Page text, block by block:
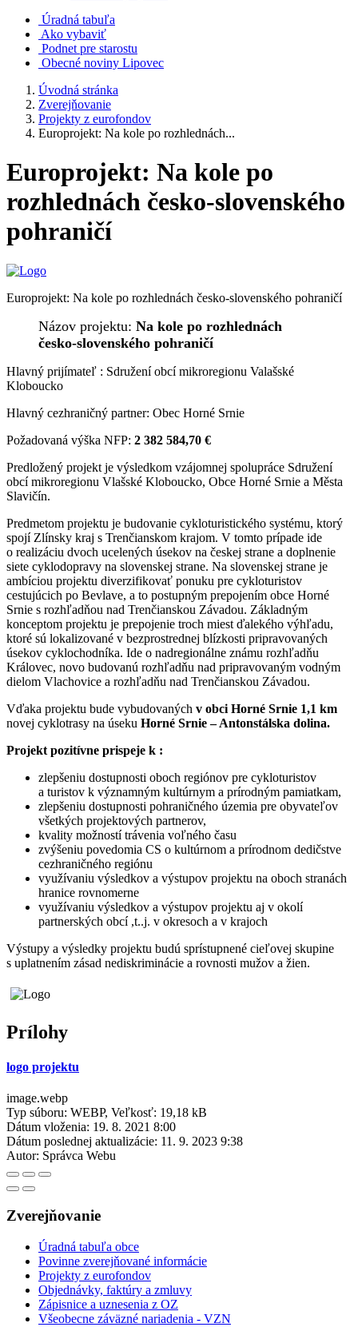
Úradná tabuľa
Ako vybaviť
Podnet pre starostu
Obecné noviny Lipovec
Úvodná stránka
Zverejňovanie
Projekty z eurofondov
Europrojekt: Na kole po rozhlednách...
Europrojekt: Na kole po
rozhlednách česko-slovenského
pohraničí
Europrojekt: Na kole po rozhlednách česko-slovenského pohraničí
Názov projektu: Na kole po rozhlednách
česko-slovenského pohraničí
Hlavný prijímateľ : Sdružení obcí mikroregionu Valašské
Kloboucko
Hlavný cezhraničný partner: Obec Horné Srnie
Požadovaná výška NFP: 2 382 584,70 €
Predložený projekt je výsledkom vzájomnej spolupráce Sdružení
obcí mikroregionu Vlašské Kloboucko, Obce Horné Srnie a Města
Slavičín.
Predmetom projektu je budovanie cykloturistického systému, ktorý
spojí Zlínsky kraj s Trenčianskom krajom. V tomto prípade ide
o realizáciu dvoch ucelených úsekov na českej strane a doplnenie
siete cyklodopravy na slovenskej strane. Na slovenskej strane je
ambíciou projektu diverzifikovať ponuku pre cykloturistov
cestujúcich po Bevlave, a to postupným prepojením obce Horné
Srnie s rozhľadňou nad Trenčianskou Závadou. Základným
konceptom projektu je prepojenie troch miest ďalekého výhľadu,
ktoré sú lokalizované v bezprostrednej blízkosti pripravovaných
úsekov cyklochodníka. Ide o nadregionálne známu rozhľadňu
Královec, novo budovanú rozhľadňu nad pripravovaným vodným
dielom Vlachovice a rozhľadňu nad Trenčianskou Závadou.
Vďaka projektu bude vybudovaných v obci Horné Srnie 1,1 km
novej cyklotrasy na úseku Horné Srnie – Antonstálska dolina.
Projekt pozitívne prispeje k :
zlepšeniu dostupnosti oboch regiónov pre cykloturistov
a turistov k významným kultúrnym a prírodným pamiatkam,
zlepšeniu dostupnosti pohraničného územia pre obyvateľov
všetkých projektových partnerov,
kvality možností trávenia voľného času
zvýšeniu povedomia CS o kultúrnom a prírodnom dedičstve
cezhraničného regiónu
využívaniu výsledkov a výstupov projektu na oboch stranách
hranice rovnomerne
využívaniu výsledkov a výstupov projektu aj v okolí
partnerských obcí ,t..j. v okresoch a v krajoch
Výstupy a výsledky projektu budú sprístupnené cieľovej skupine
s uplatnením zásad nediskriminácie a rovnosti mužov a žien.
Prílohy
logo projektu
image.webp
Typ súboru: WEBP, Veľkosť: 19,18 kB
Dátum vloženia: 19. 8. 2021 8:00
Dátum poslednej aktualizácie: 11. 9. 2023 9:38
Autor: Správca Webu
Zverejňovanie
Úradná tabuľa obce
Povinne zverejňované informácie
Projekty z eurofondov
Objednávky, faktúry a zmluvy
Zápisnice a uznesenia z OZ
Všeobecne záväzné nariadenia - VZN